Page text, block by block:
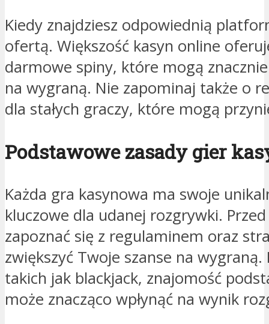
Kiedy znajdziesz odpowiednią
ofertą. Większość kasyn online
darmowe spiny, które mogą
na wygraną. Nie zapominaj także o
dla stałych graczy, które mogą
Podstawowe zasady gier
Każda gra kasynowa ma swoje
kluczowe dla udanej rozgrywki.
zapoznać się z regulaminem oraz
zwiększyć Twoje szanse na wygraną.
takich jak blackjack, znajomość
może znacząco wpłynąć na wynik